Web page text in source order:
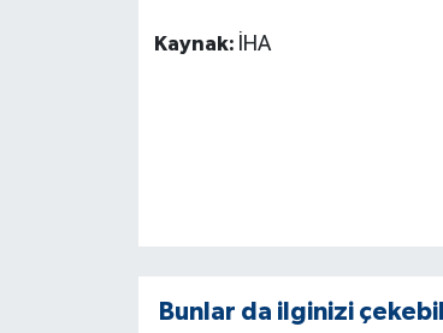
Kaynak: İHA
Bunlar da ilginizi
ÜLKE GÜNDEMİ